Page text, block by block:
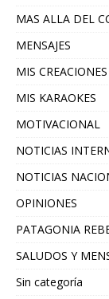
MAS ALLA DEL
MENSAJES
MIS CREACIONES
MIS KARAOKES
MOTIVACIONAL
NOTICIAS
NOTICIAS
OPINIONES
PATAGONIA
SALUDOS Y
Sin categoría